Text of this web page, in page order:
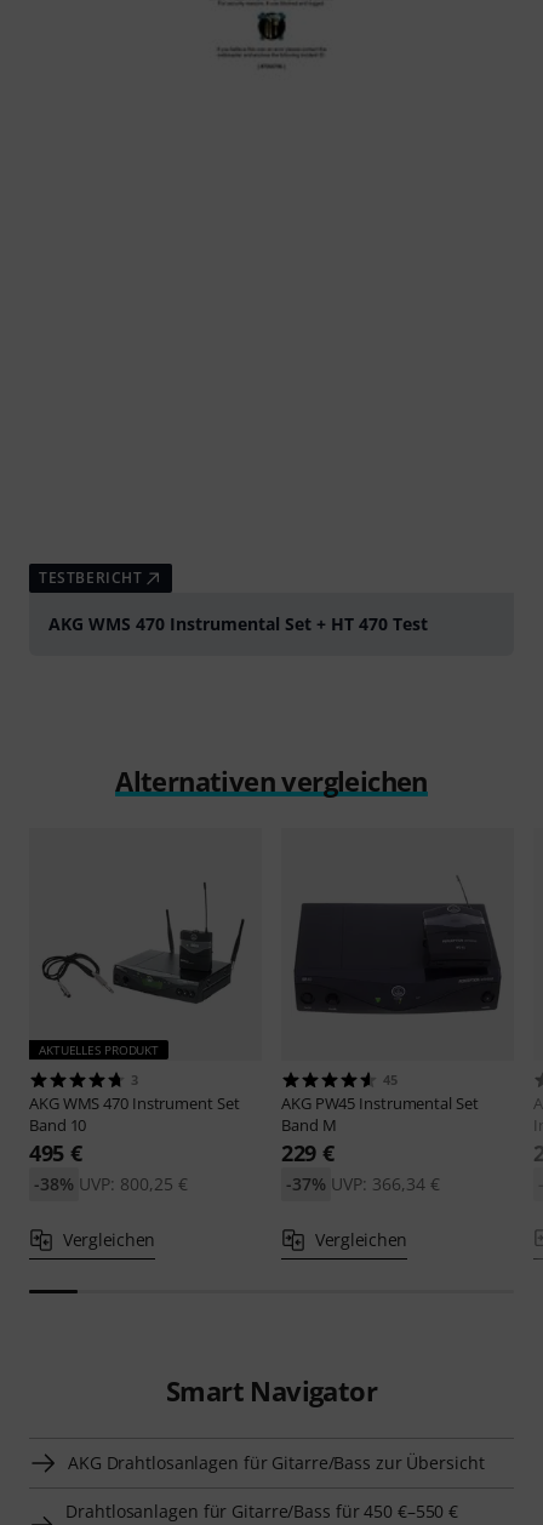
TESTBERICHT
AKG WMS 470 Instrumental Set + HT 470 Test
Alternativen vergleichen
AKTUELLES PRODUKT
3
AKGWMS 470 Instrument Set
Band 10
495 €
UVP: 800,25 €
-38%
Vergleichen
45
AKG PW45 Instrumental Set
Band M
229 €
UVP: 366,34 €
-37%
Vergleichen
Smart Navigator
AKG Drahtlosanlagen für Gitarre/Bass zur Übersicht
Drahtlosanlagen für Gitarre/Bass für 450 €–550 €